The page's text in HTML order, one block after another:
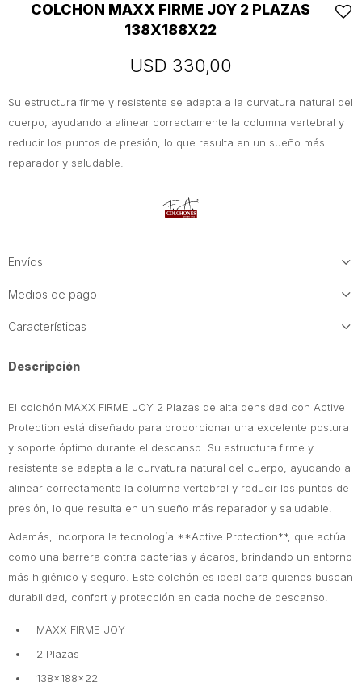
COLCHON MAXX FIRME JOY 2 PLAZAS
138X188X22
USD 330,00
Su estructura firme y resistente se adapta a la curvatura natural del
cuerpo, ayudando a alinear correctamente la columna vertebral y
reducir los puntos de presión, lo que resulta en un sueño más
reparador y saludable.
Envíos
Medios de pago
Características
Descripción
El colchón MAXX FIRME JOY 2 Plazas de alta densidad con Active
Protection está diseñado para proporcionar una excelente postura
y soporte óptimo durante el descanso. Su estructura firme y
resistente se adapta a la curvatura natural del cuerpo, ayudando a
alinear correctamente la columna vertebral y reducir los puntos de
presión, lo que resulta en un sueño más reparador y saludable.
Además, incorpora la tecnología **Active Protection**, que actúa
como una barrera contra bacterias y ácaros, brindando un entorno
más higiénico y seguro. Este colchón es ideal para quienes buscan
durabilidad, confort y protección en cada noche de descanso.
MAXX FIRME JOY
2 Plazas
138x188x22